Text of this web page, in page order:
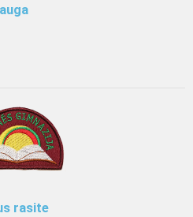
rasite